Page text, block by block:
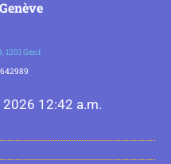
1201 Genf
12:42 a.m.